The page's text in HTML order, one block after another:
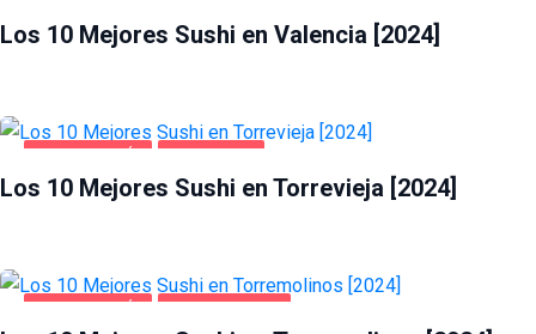
Los 10 Mejores Sushi en Valencia [2024]
GASTRONOMÍA TORREVIEJA
Los 10 Mejores Sushi en Torrevieja [2024]
GASTRONOMÍA TORREMOLINOS